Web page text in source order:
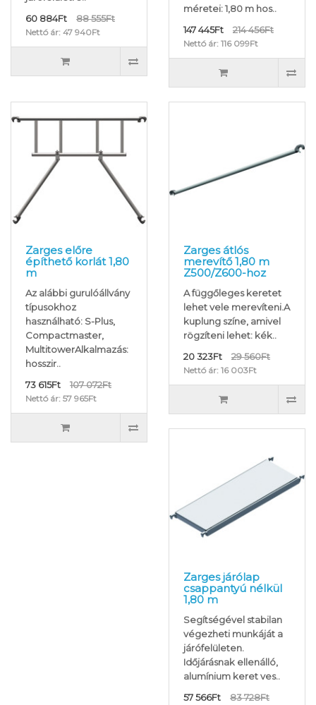
60 884Ft
88 555Ft
Nettó ár: 47 940Ft
méretei: 1,80 m hos..
147 445Ft
214 456Ft
Nettó ár: 116 099Ft
Zarges előre
építhető korlát 1,80
m
Az alábbi gurulóállvány
típusokhoz
használható: S-Plus,
Compactmaster,
MultitowerAlkalmazás:
hosszir..
73 615Ft
107 072Ft
Nettó ár: 57 965Ft
Zarges átlós
merevítő 1,80 m
Z500/Z600-hoz
A függőleges keretet
lehet vele merevíteni.A
kuplung színe, amivel
rögzíteni lehet: kék..
20 323Ft
29 560Ft
Nettó ár: 16 003Ft
Zarges járólap
csappantyú nélkül
1,80 m
Segítségével stabilan
végezheti munkáját a
járófelületen.
Időjárásnak ellenálló,
alumínium keret ves..
57 566Ft
83 728Ft